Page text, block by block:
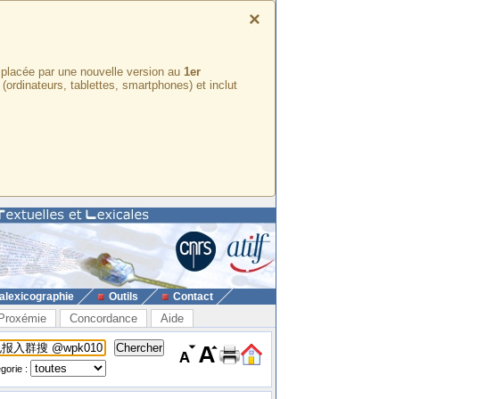
×
par une nouvelle version au 1er
tablettes, smartphones) et inclut
Outils Contact
Proxémie Concordance Aide
: